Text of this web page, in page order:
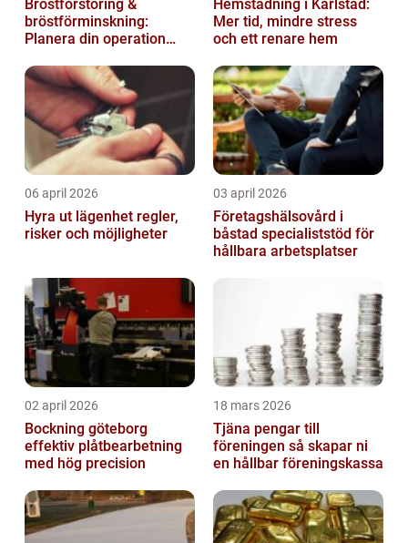
Bröstförstoring &
bröstförminskning:
Planera din operation
Hemstädning i Karlstad:
Mer tid, mindre stress
och ett renare hem
06 april 2026
Hyra ut lägenhet regler,
risker och möjligheter
03 april 2026
Företagshälsovård i
båstad specialiststöd för
hållbara arbetsplatser
02 april 2026
Bockning göteborg
effektiv plåtbearbetning
med hög precision
18 mars 2026
Tjäna pengar till
föreningen så skapar ni
en hållbar föreningskassa